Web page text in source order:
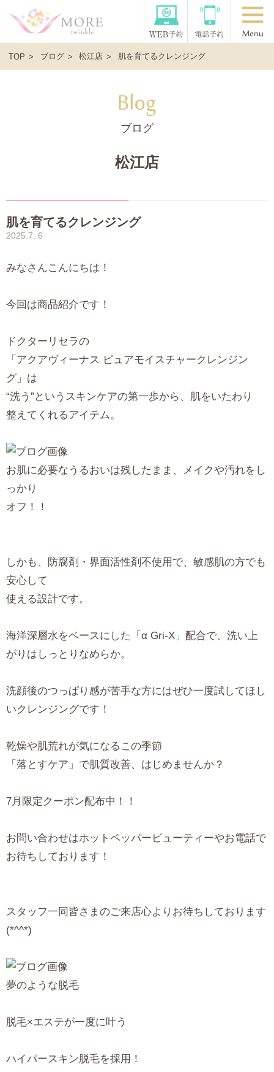
TOP ブログ 松江店 肌を育てるクレンジング
ブログ
松江店
肌を育てるクレンジング
2025.7. 6
みなさんこんにちは！
今回は商品紹介です！
ドクターリセラの
「アクアヴィーナス ピュアモイスチャークレンジン
グ」は
“洗う”というスキンケアの第一歩から、肌をいたわり
整えてくれるアイテム。
お肌に必要なうるおいは残したまま、メイクや汚れをし
っかり
オフ！！
しかも、防腐剤・界面活性剤不使用で、敏感肌の方でも
安心して
使える設計です。
海洋深層水をベースにした「α Gri-X」配合で、洗い上
がりはしっとりなめらか。
洗顔後のつっぱり感が苦手な方にはぜひ一度試してほし
いクレンジングです！
乾燥や肌荒れが気になるこの季節
「落とすケア」で肌質改善、はじめませんか？
7月限定クーポン配布中！！
お問い合わせはホットペッパービューティーやお電話で
お待ちしております！
スタッフ一同皆さまのご来店心よりお待ちしております
(*^^*)
夢のような脱毛
脱毛×エステが一度に叶う
ハイパースキン脱毛を採用！